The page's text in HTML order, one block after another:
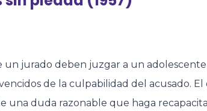
un jurado deben juzgar a un
de la culpabilidad del acusado.
una duda razonable que haga